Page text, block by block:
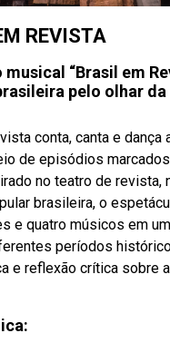
REVISTA
musical “Brasil em
pelo olhar
conta, canta e dança
de episódios
no teatro de revista,
brasileira, o
e quatro músicos em
períodos
e reflexão crítica sobre